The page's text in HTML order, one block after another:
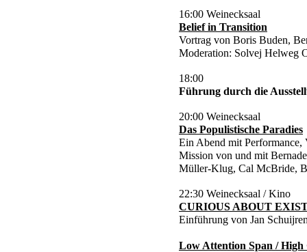
16:00 Weinecksaal
Belief in Transition
Vortrag von Boris Buden,
Moderation: Solvej Helweg
18:00
Führung durch die
20:00 Weinecksaal
Das Populistische Paradies
Ein Abend mit
Mission von und mit
Müller-Klug, Cal McBride,
22:30 Weinecksaal / Kino
CURIOUS ABOUT
Einführung von Jan
Low Attention Span / High